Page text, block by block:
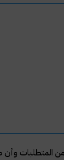
المتطلبات وأن